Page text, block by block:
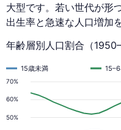
大型です。若い世代が形
出生率と急速な人口増加
年齢層別人口割合（
50%
60%
70%
15歳未満